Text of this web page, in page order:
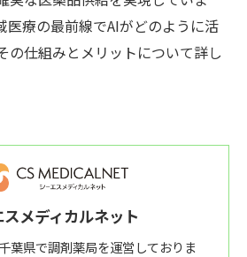
医療の最前線でAIがどのように活
の仕組みとメリットについて詳し
メディカルネット
葉県で調剤薬局を運営しておりま